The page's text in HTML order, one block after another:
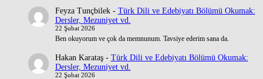
Feyza Tunçbilek- Türk Dili ve Edebiyatı Bölümü Okumak:
Dersler, Mezuniyet vd.
22 Şubat 2026
Ben okuyorum ve çok da memnunum. Tavsiye ederim sana da.
Hakan Karataş- Türk Dili ve Edebiyatı Bölümü Okumak:
Dersler, Mezuniyet vd.
22 Şubat 2026